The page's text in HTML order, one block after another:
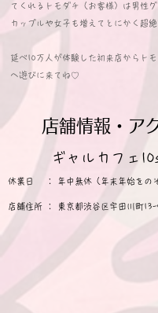
てくれるトモダチ（お客様）は男性
カップルや女子も増えてとにかく超絶
延べ10万人が体験した初来店からト
へ​遊びに来てね♡
店舗情報・ア
ギャルカフェ
休業日 ： 年中無休（年末年始をのぞ
店舗住所 ： 東京都渋谷区宇田川町